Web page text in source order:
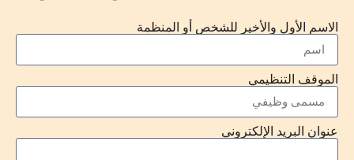
الاسم الأول والأخير للشخص أو المنظمة
الموقف التنظيمي
عنوان البريد الإلكتروني